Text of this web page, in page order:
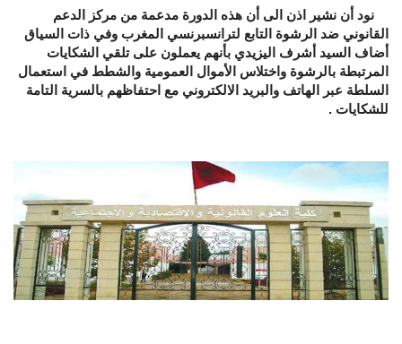
نود أن نشير اذن الى أن هذه الدورة مدعمة من مركز الدعم
القانوني ضد الرشوة التابع لترانسبرنسي المغرب وفي ذات السياق
أضاف السيد أشرف اليزيدي بأنهم يعملون على تلقي الشكايات
المرتبطة بالرشوة واختلاس الأموال العمومية والشطط في استعمال
السلطة عبر الهاتف والبريد الالكتروني مع احتفاظهم بالسرية التامة
للشكايات .